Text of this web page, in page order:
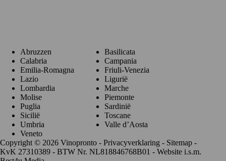
Abruzzen
Basilicata
Calabria
Campania
Emilia-Romagna
Friuli-Venezia
Lazio
Ligurië
Lombardia
Marche
Molise
Piemonte
Puglia
Sardinië
Sicilië
Toscane
Umbria
Valle d’Aosta
Veneto
Copyright © 2026 Vinopronto - Privacyverklaring - Sitemap -
KvK 27310389 - BTW Nr. NL818846768B01 - Website i.s.m.